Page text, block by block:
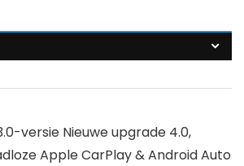
versie Nieuwe upgrade 4.0,
Apple CarPlay & Android Auto